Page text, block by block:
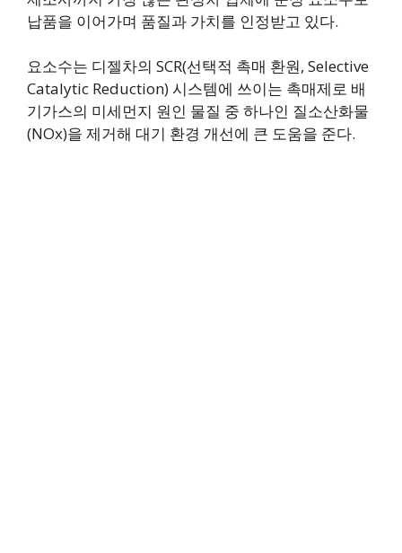
납품을 이어가며 품질과 가치를 인정받고 있다.
요소수는 디젤차의 SCR(선택적 촉매 환원, Selective
Catalytic Reduction) 시스템에 쓰이는 촉매제로 배
기가스의 미세먼지 원인 물질 중 하나인 질소산화물
(NOx)을 제거해 대기 환경 개선에 큰 도움을 준다.